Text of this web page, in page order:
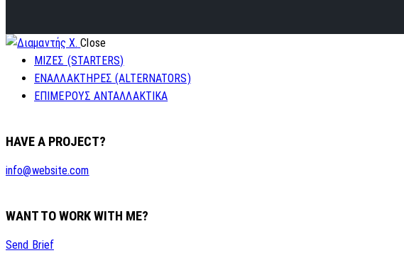
Close
ΜΙΖΕΣ (STARTERS)
ΕΝΑΛΛΑΚΤΗΡΕΣ (ALTERNATORS)
ΕΠΙΜΕΡΟΥΣ ΑΝΤΑΛΛΑΚΤΙΚΑ
HAVE A PROJECT?
info@website.com
WANT TO WORK WITH ME?
Send Brief